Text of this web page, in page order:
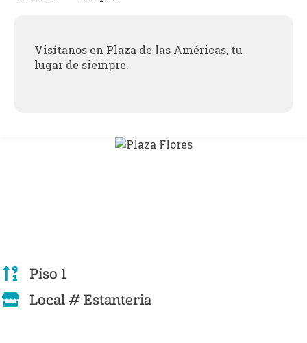
Visítanos en Plaza de las Américas, tu
lugar de siempre.
Piso 1
Local # Estanteria